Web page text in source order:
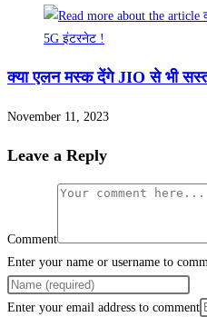
क्या एलन मस्क देंगे JIO से भी
November 11, 2023
Leave a Reply
Comment
Enter your name or username to
Enter your email address to comment